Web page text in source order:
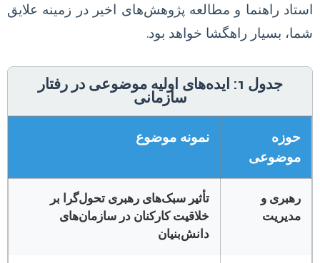
استاد راهنما و مطالعه پژوهش‌های اخیر در زمینه علایق
شما، بسیار راهگشا خواهد بود.
جدول 1: ایده‌های اولیه موضوعی در رفتار
سازمانی
حوزه
موضوعی
نمونه موضوع
رهبری و
مدیریت
تأثیر سبک‌های رهبری تحول‌گرا بر
خلاقیت کارکنان در سازمان‌های
دانش‌بنیان